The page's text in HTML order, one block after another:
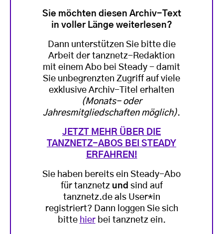
Sie möchten diesen Archiv-Text
in voller Länge weiterlesen?
Dann unterstützen Sie bitte die
Arbeit der tanznetz-Redaktion
mit einem Abo bei Steady - damit
Sie unbegrenzten Zugriff auf viele
exklusive Archiv-Titel erhalten
(Monats- oder
Jahresmitgliedschaften möglich).
JETZT MEHR ÜBER DIE
TANZNETZ-ABOS BEI STEADY
ERFAHREN!
Sie haben bereits ein Steady-Abo
für tanznetz und sind auf
tanznetz.de als User*in
registriert? Dann loggen Sie sich
bitte hierbei tanznetz ein.